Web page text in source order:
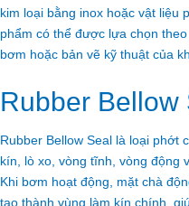
kim loại bằng inox hoặc vật liệu
phẩm có thể được lựa chọn
bơm hoặc bản vẽ kỹ thuật của
Rubber Bellow
Rubber Bellow Seal là loại phớt
kín, lò xo, vòng tĩnh, vòng động
Khi bơm hoạt động, mặt chà
tạo thành vùng làm kín chính,